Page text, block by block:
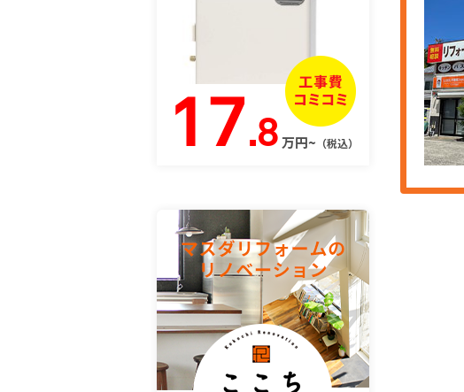
17.8 万円~ （税込）